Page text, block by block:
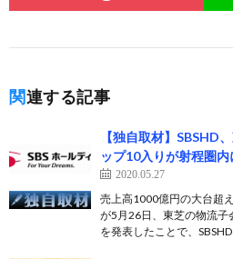
関連する記事
【独自取材】SBSHD
ップ10入りが射程圏内
2020.05.27
売上高1000億円の大台超
が5月26日、東芝の物流子
を発表したことで、